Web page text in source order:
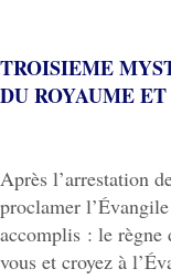
TROISIEME
DU ROYAUME
Après l’arrestation
proclamer
accomplis : le règne
vous et croyez à